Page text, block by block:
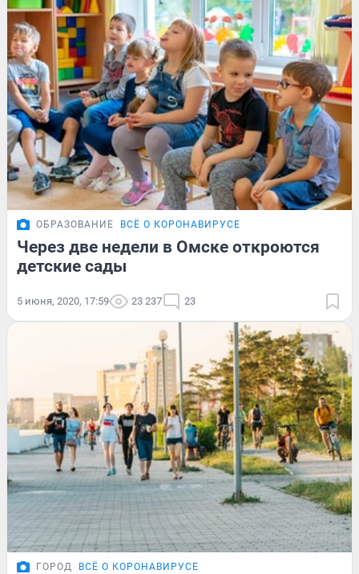
ОБРАЗОВАНИЕ ВСЁ О КОРОНАВИРУСЕ
Через две недели в Омске откроются
детские сады
5 июня, 2020, 17:59 23 237 23
ГОРОД ВСЁ О КОРОНАВИРУСЕ